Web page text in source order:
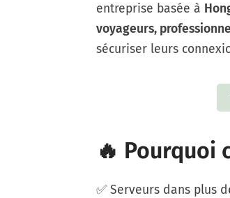
entreprise basée à
voyageurs,
sécuriser leurs
🔥 Pourquoi
✅ Serveurs dans plus